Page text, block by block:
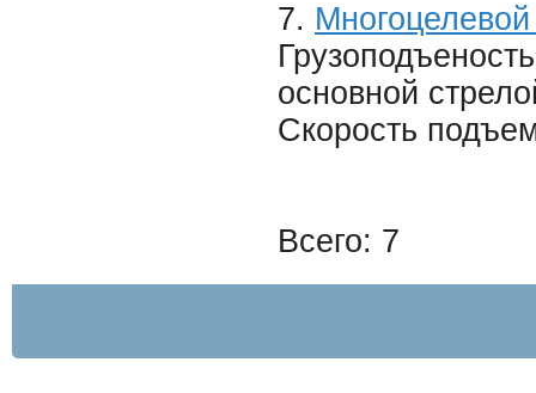
7.
основной
Скорость
Всего: 7